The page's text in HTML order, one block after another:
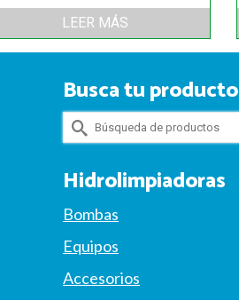
LEER MÁS
Busca tu producto
Buscar
por:
Hidrolimpiadoras
Bombas
Equipos
Accesorios